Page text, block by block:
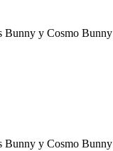
Bunny y Cosmo Bunny
Bunny y Cosmo Bunny